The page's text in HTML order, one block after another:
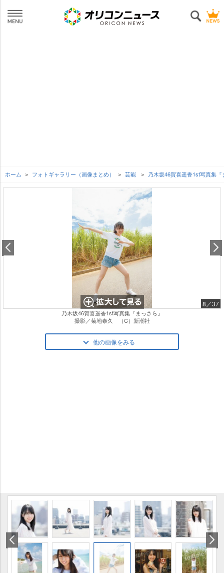
ホーム フォトギャラリー（画像まとめ） 芸能 乃木坂46賀喜遥香1st写真集
8／37
乃木坂46賀喜遥香1st写真集『まっさら』
撮影／菊地泰久 （C）新潮社
他の画像をみる